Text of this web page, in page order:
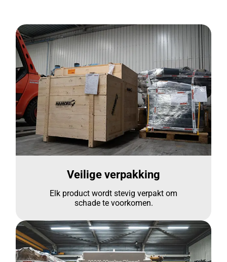
Veilige verpakking
Elk product wordt stevig verpakt om
schade te voorkomen.